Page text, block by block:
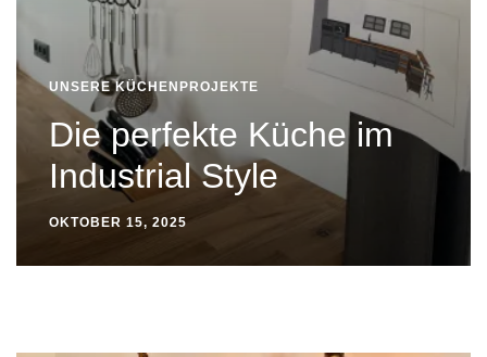
UNSERE KÜCHENPROJEKTE
Die perfekte Küche im
Industrial Style
OKTOBER 15, 2025